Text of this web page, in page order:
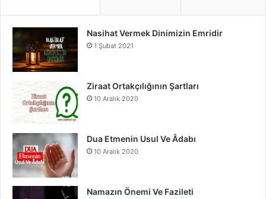
b
o
u
e
a
r
Nasihat Vermek Dinimizin Emridir
1 Şubat 2021
Ziraat Ortakçılığının Şartları
10 Aralık 2020
Dua Etmenin Usul Ve Âdabı
10 Aralık 2020
Namazın Önemi Ve Fazileti